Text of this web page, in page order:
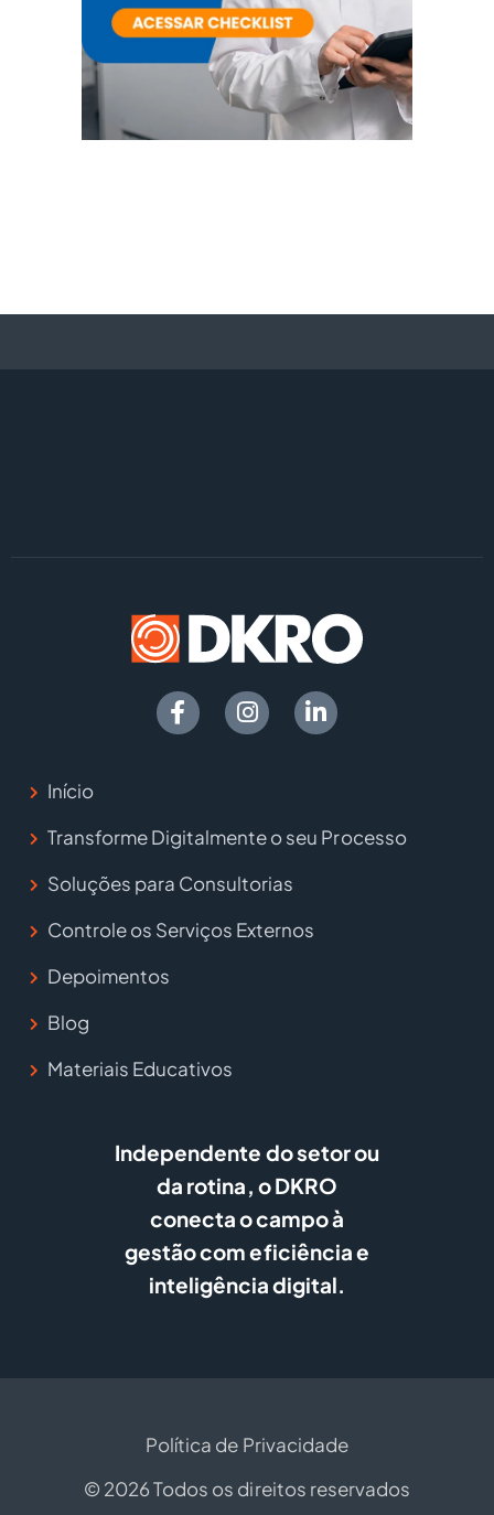
Início
Transforme Digitalmente o seu Processo
Soluções para Consultorias
Controle os Serviços Externos
Depoimentos
Blog
Materiais Educativos
Independente do setor ou
da rotina, o DKRO
conecta o campo à
gestão com eficiência e
inteligência digital.
Política de Privacidade
© 2026 Todos os direitos reservados